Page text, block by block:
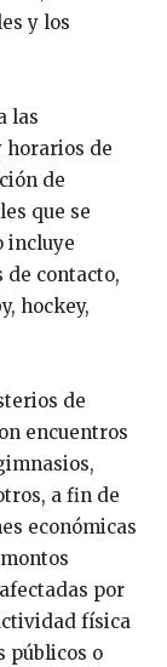
y los
las
horarios de
de
que se
incluye
de contacto,
hockey,
de
encuentros
a fin de
económicas
por
física
públicos o